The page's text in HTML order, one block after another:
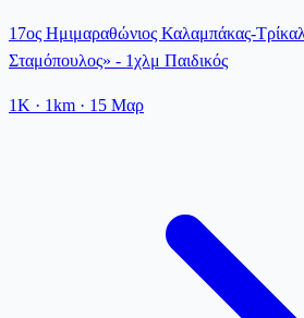
17ος Ημιμαραθώνιος Καλαμπάκας-
Σταμόπουλος» - 1χλμ Παιδικός
1K · 1km · 15 Μαρ